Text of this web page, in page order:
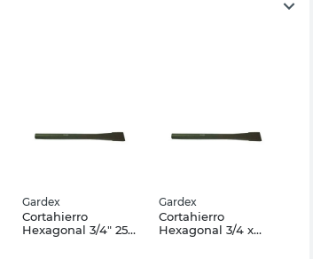
Gardex
Cortahierro
Hexagonal 3/4" 254
Gardex
Cortahierro
Hexagonal 3/4 x